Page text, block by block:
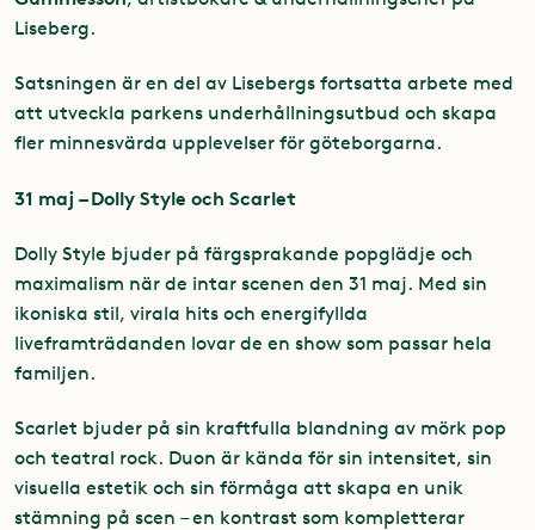
Liseberg.
Satsningen är en del av Lisebergs fortsatta arbete med
att utveckla parkens underhållningsutbud och skapa
fler minnesvärda upplevelser för göteborgarna.
31 maj – Dolly Style och Scarlet
Dolly Style bjuder på färgsprakande popglädje och
maximalism när de intar scenen den 31 maj. Med sin
ikoniska stil, virala hits och energifyllda
liveframträdanden lovar de en show som passar hela
familjen.
Scarlet bjuder på sin kraftfulla blandning av mörk pop
och teatral rock. Duon är kända för sin intensitet, sin
visuella estetik och sin förmåga att skapa en unik
stämning på scen – en kontrast som kompletterar